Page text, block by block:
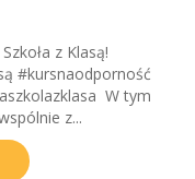
z Klasą!
#kursnaodporność
W tym
z...